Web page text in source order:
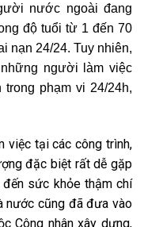
nước ngoài đang
độ tuổi từ 1 đến 70
nạn 24/24. Tuy nhiên,
người làm việc
phạm vi 24/24h,
việc tại các công trình,
đặc biệt rất dễ gặp
sức khỏe thậm chí
nước cũng đã đưa vào
Công nhân xây dựng,